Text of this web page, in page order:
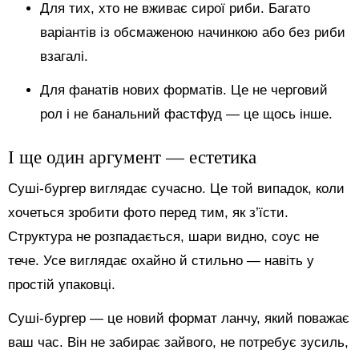
Для тих, хто не вживає сирої риби. Багато
варіантів із обсмаженою начинкою або без риби
взагалі.
Для фанатів нових форматів. Це не черговий
рол і не банальний фастфуд — це щось інше.
І ще один аргумент — естетика
Суші-бургер виглядає сучасно. Це той випадок, коли
хочеться зробити фото перед тим, як з’їсти.
Структура не розпадається, шари видно, соус не
тече. Усе виглядає охайно й стильно — навіть у
простій упаковці.
Суші-бургер — це новий формат ланчу, який поважає
ваш час. Він не забирає зайвого, не потребує зусиль,